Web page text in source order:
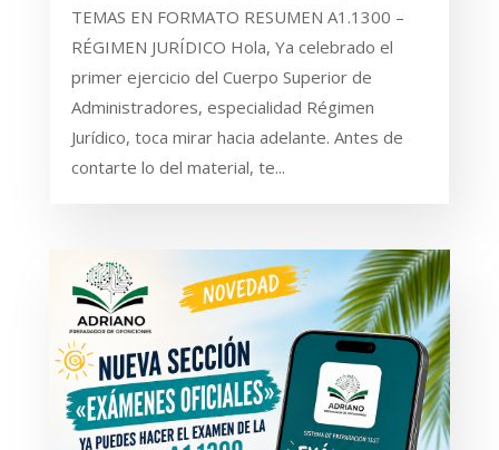
TEMAS EN FORMATO RESUMEN A1.1300 –
RÉGIMEN JURÍDICO Hola, Ya celebrado el
primer ejercicio del Cuerpo Superior de
Administradores, especialidad Régimen
Jurídico, toca mirar hacia adelante. Antes de
contarte lo del material, te...